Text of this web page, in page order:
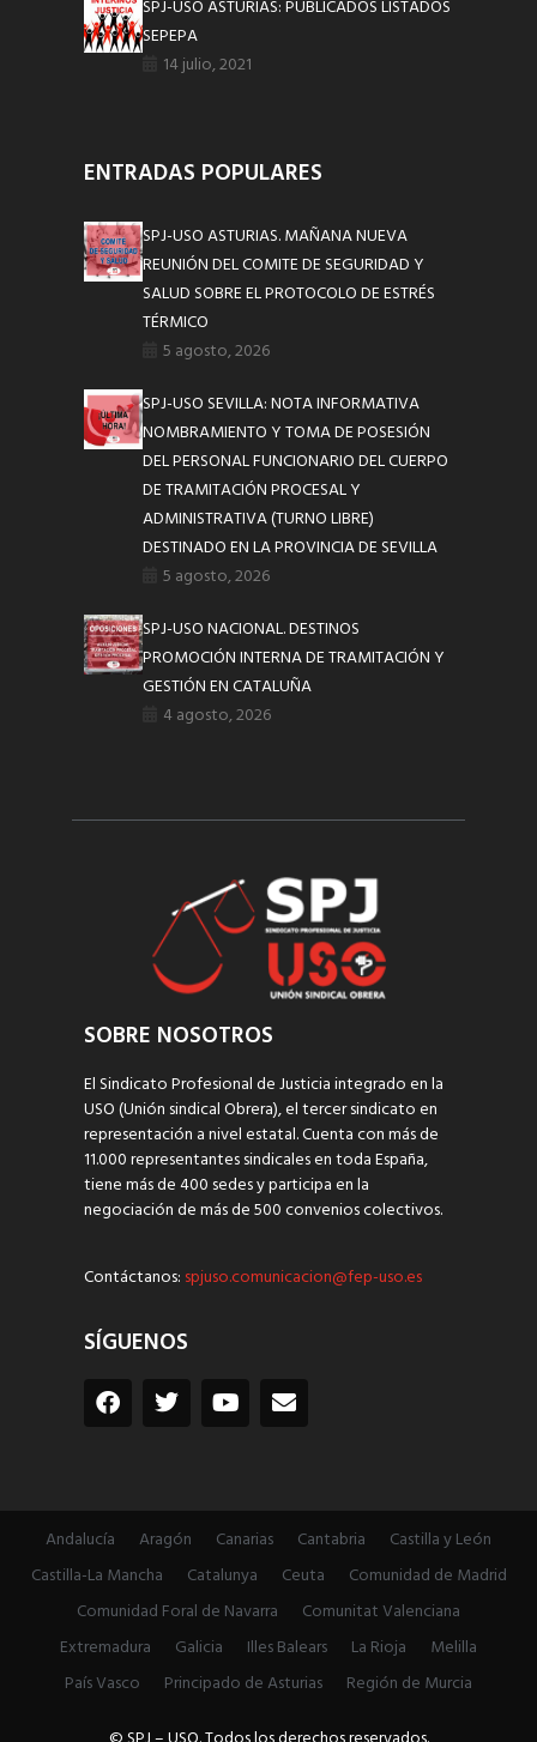
SPJ-USO ASTURIAS: PUBLICADOS LISTADOS
SEPEPA
14 julio, 2021
ENTRADAS POPULARES
SPJ-USO ASTURIAS. MAÑANA NUEVA
REUNIÓN DEL COMITE DE SEGURIDAD Y
SALUD SOBRE EL PROTOCOLO DE ESTRÉS
TÉRMICO
5 agosto, 2026
SPJ-USO SEVILLA: NOTA INFORMATIVA
NOMBRAMIENTO Y TOMA DE POSESIÓN
DEL PERSONAL FUNCIONARIO DEL CUERPO
DE TRAMITACIÓN PROCESAL Y
ADMINISTRATIVA (TURNO LIBRE)
DESTINADO EN LA PROVINCIA DE SEVILLA
5 agosto, 2026
SPJ-USO NACIONAL. DESTINOS
PROMOCIÓN INTERNA DE TRAMITACIÓN Y
GESTIÓN EN CATALUÑA
4 agosto, 2026
SOBRE NOSOTROS
El Sindicato Profesional de Justicia integrado en la
USO (Unión sindical Obrera), el tercer sindicato en
representación a nivel estatal. Cuenta con más de
11.000 representantes sindicales en toda España,
tiene más de 400 sedes y participa en la
negociación de más de 500 convenios colectivos.
Contáctanos: spjuso.comunicacion@fep-uso.es
SÍGUENOS
Andalucía Aragón Canarias Cantabria
Castilla y León
Castilla-La Mancha
Catalunya Ceuta
Comunidad de Madrid
Comunidad Foral de Navarra
Comunitat Valenciana
Extremadura
Galicia Illes Balears La Rioja
Melilla
País Vasco
Principado de Asturias
Región de Murcia